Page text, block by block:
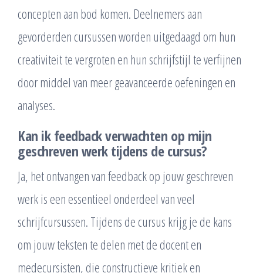
concepten aan bod komen. Deelnemers aan
gevorderden cursussen worden uitgedaagd om hun
creativiteit te vergroten en hun schrijfstijl te verfijnen
door middel van meer geavanceerde oefeningen en
analyses.
Kan ik feedback verwachten op mijn
geschreven werk tijdens de cursus?
Ja, het ontvangen van feedback op jouw geschreven
werk is een essentieel onderdeel van veel
schrijfcursussen. Tijdens de cursus krijg je de kans
om jouw teksten te delen met de docent en
medecursisten, die constructieve kritiek en